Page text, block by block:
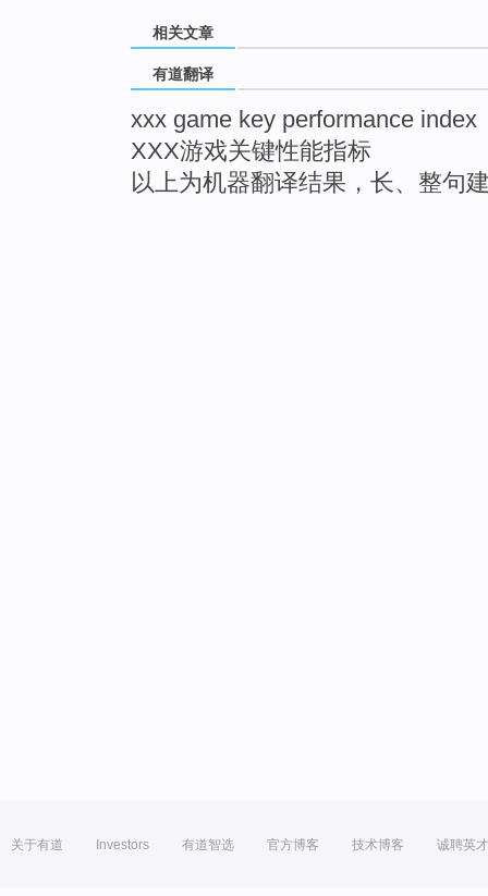
相关文章
有道翻译
xxx game key performance index
XXX游戏关键性能指标
以上为机器翻译结果，长、整句
关于有道 Investors 有道智选 官方博客 技术博客 诚聘英才